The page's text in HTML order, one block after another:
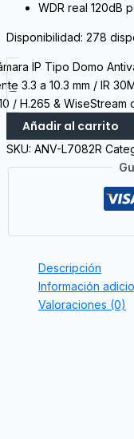
WDR real 120dB
Disponibilidad: 278
-
IP Tipo Domo
3.3 a 10.3 mm / IR
/ H.265 & WiseStream
Añadir al carrito
SKU: ANV-L7082R
Descripción
Información
Valoraciones (0)